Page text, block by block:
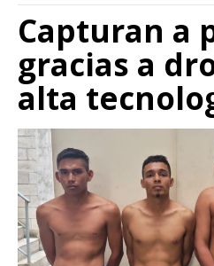
Capturan a
gracias a
alta